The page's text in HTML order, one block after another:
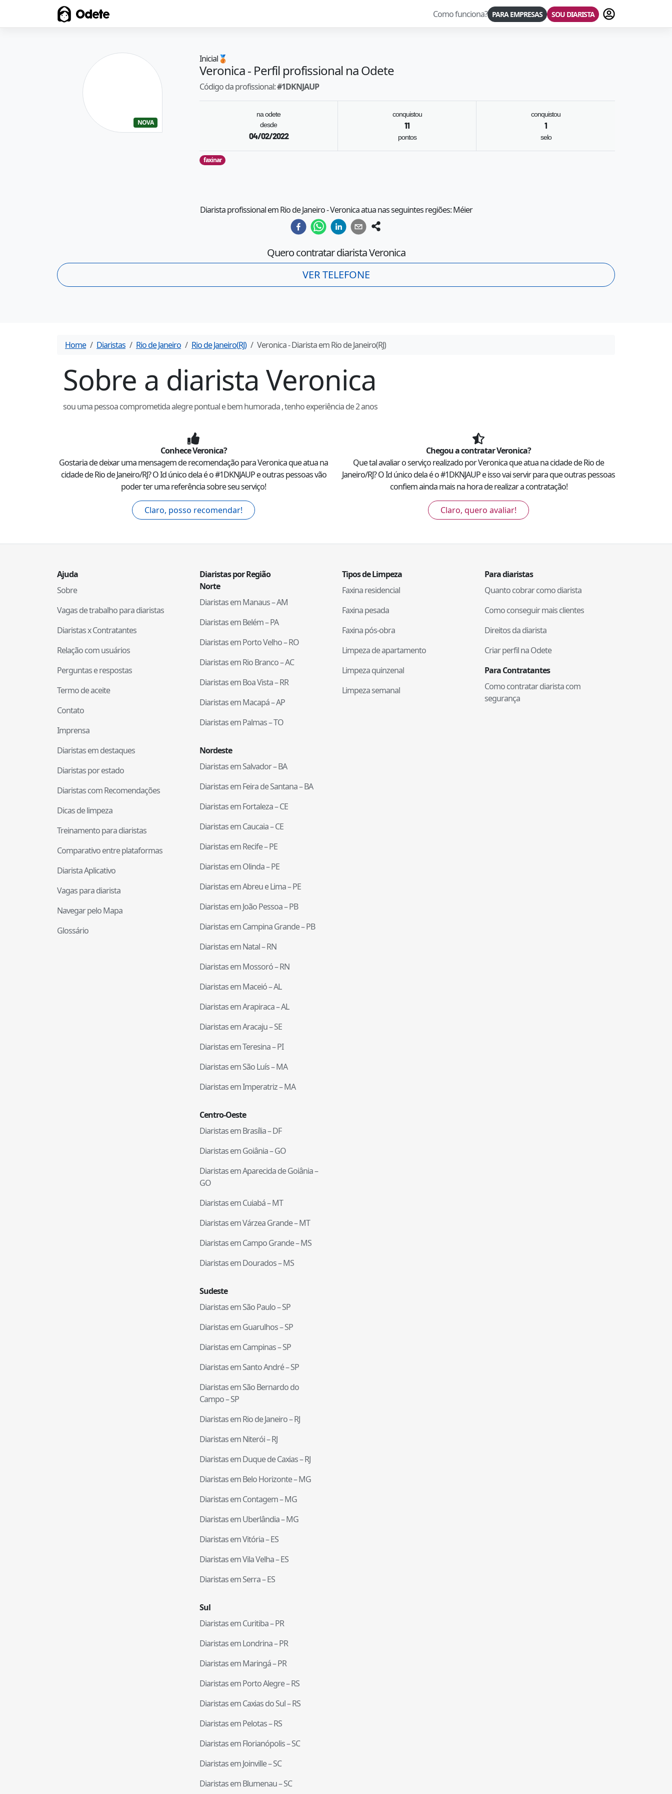
Odete Como funciona? PARA EMPRESAS SOU DIARISTA Fazer login
NOVA
Inicial🥉
Veronica- Perfil profissional na Odete
Código da profissional:#1DKNJAUP
na odete
desde
04/02/2022
conquistou
11
pontos
conquistou
1
selo
faxinar
Diarista profissional em Rio de Janeiro - Veronica atua nas seguintes regiões: Méier
Quero contratar diaristaVeronica
VER TELEFONE
Home Diaristas Rio de Janeiro Rio de Janeiro(RJ) Veronica- Diarista emRio de Janeiro(RJ)
Sobre a diarista Veronica
sou uma pessoa comprometida alegre pontual e bem humorada , tenho experiência de 2 anos
ConheceVeronica?
Gostaria de deixar uma mensagem de recomendação paraVeronicaque atua na
cidade deRio de Janeiro/RJ? O Id único dela é o #1DKNJAUPe outras pessoas vão
poder ter uma referência sobre seu serviço!
Claro, posso recomendar!
Chegou a contratarVeronica?
Que tal avaliar o serviço realizado porVeronicaque atua na cidade deRio de
Janeiro/RJ? O Id único dela é o #1DKNJAUPe isso vai servir para que outras pessoas
confiem ainda mais na hora de realizar a contratação!
Claro, quero avaliar!
Ajuda
Sobre
Vagas de trabalho para diaristas
Diaristas x Contratantes
Relação com usuários
Perguntas e respostas
Termo de aceite
Contato
Imprensa
Diaristas em destaques
Diaristas por estado
Diaristas com Recomendações
Dicas de limpeza
Treinamento para diaristas
Comparativo entre plataformas
Diarista Aplicativo
Vagas para diarista
Navegar pelo Mapa
Glossário
Diaristas por Região
Norte
Diaristas emManaus–AM
Diaristas emBelém–PA
Diaristas emPorto Velho–RO
Diaristas emRio Branco–AC
Diaristas emBoa Vista–RR
Diaristas emMacapá–AP
Diaristas emPalmas–TO
Nordeste
Diaristas emSalvador–BA
Diaristas emFeira de Santana–BA
Diaristas emFortaleza–CE
Diaristas emCaucaia–CE
Diaristas emRecife–PE
Diaristas emOlinda–PE
Diaristas emAbreu e Lima–PE
Diaristas emJoão Pessoa–PB
Diaristas emCampina Grande–PB
Diaristas emNatal–RN
Diaristas emMossoró–RN
Diaristas emMaceió–AL
Diaristas emArapiraca–AL
Diaristas emAracaju–SE
Diaristas emTeresina–PI
Diaristas emSão Luís–MA
Diaristas emImperatriz–MA
Centro-Oeste
Diaristas emBrasília–DF
Diaristas emGoiânia–GO
Diaristas emAparecida de Goiânia–
GO
Diaristas emCuiabá–MT
Diaristas emVárzea Grande–MT
Diaristas emCampo Grande–MS
Diaristas emDourados–MS
Sudeste
Diaristas emSão Paulo–SP
Diaristas emGuarulhos–SP
Diaristas emCampinas–SP
Diaristas emSanto André–SP
Diaristas emSão Bernardo do
Campo–SP
Diaristas emRio de Janeiro–RJ
Diaristas emNiterói–RJ
Diaristas emDuque de Caxias–RJ
Diaristas emBelo Horizonte–MG
Diaristas emContagem–MG
Diaristas emUberlândia–MG
Diaristas emVitória–ES
Diaristas emVila Velha–ES
Diaristas emSerra–ES
Sul
Diaristas emCuritiba–PR
Diaristas emLondrina–PR
Diaristas emMaringá–PR
Diaristas emPorto Alegre–RS
Diaristas emCaxias do Sul–RS
Diaristas emPelotas–RS
Diaristas emFlorianópolis–SC
Diaristas emJoinville–SC
Diaristas emBlumenau–SC
Tipos de Limpeza
Faxina residencial
Faxina pesada
Faxina pós-obra
Limpeza de apartamento
Limpeza quinzenal
Limpeza semanal
Para diaristas
Quanto cobrar como diarista
Como conseguir mais clientes
Direitos da diarista
Criar perfil na Odete
Para Contratantes
Como contratar diarista com
segurança